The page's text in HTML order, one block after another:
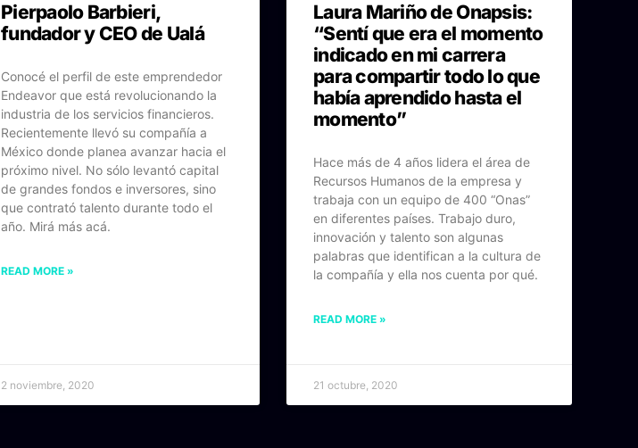
Pierpaolo Barbieri,
fundador y CEO de Ualá
Conocé el perfil de este emprendedor
Endeavor que está revolucionando la
industria de los servicios financieros.
Recientemente llevó su compañía a
México donde planea avanzar hacia el
próximo nivel. No sólo levantó capital
de grandes fondos e inversores, sino
que contrató talento durante todo el
año. Mirá más acá.
READ MORE »
2 noviembre, 2020
Laura Mariño de Onapsis:
“Sentí que era el momento
indicado en mi carrera
para compartir todo lo que
había aprendido hasta el
momento”
Hace más de 4 años lidera el área de
Recursos Humanos de la empresa y
trabaja con un equipo de 400 “Onas”
en diferentes países. Trabajo duro,
innovación y talento son algunas
palabras que identifican a la cultura de
la compañía y ella nos cuenta por qué.
READ MORE »
21 octubre, 2020